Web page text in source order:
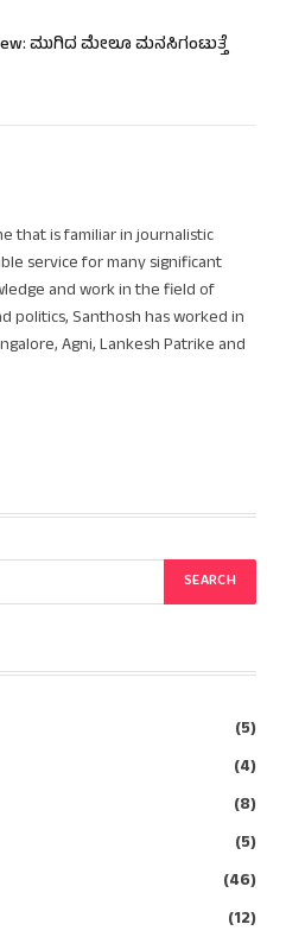
ಮುಗಿದ ಮೇಲೂ ಮನಸಿಗಂಟುತ್ತೆ
that is familiar in journalistic
service for many significant
and work in the field of
politics, Santhosh has worked in
Agni, Lankesh Patrike and
(5)
(4)
(8)
(5)
(46)
(12)